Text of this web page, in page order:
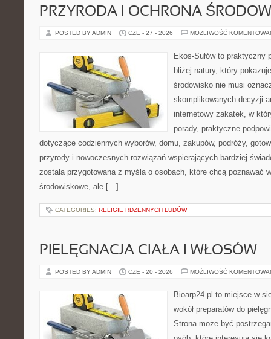
PRZYRODA I OCHRONA
POSTED BY ADMIN CZE - 27 - 2026 MOŻLIWOŚĆ
Ekos-Sułów to praktyczny
bliżej natury, który
środowisko nie musi
skomplikowanych decyzji
internetowy zakątek, w
porady, praktyczne
dotyczące codziennych wyborów, domu, zakupów, podróży,
przyrody i nowoczesnych rozwiązań wspierających bardziej
została przygotowana z myślą o osobach, które chcą poznawać
środowiskowe, ale […]
CATEGORIES: RELIGIE RDZENNYCH LUDÓW
PIELĘGNACJA CIAŁA I WŁOSÓW
POSTED BY ADMIN CZE - 20 - 2026 MOŻLIWOŚĆ
Bioarp24.pl to miejsce w
wokół preparatów do
Strona może być